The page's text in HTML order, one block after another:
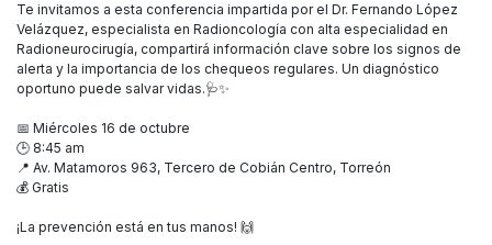
Te invitamos a esta conferencia impartida por el Dr. Fernando López
Velázquez, especialista en Radioncología con alta especialidad en
Radioneurocirugía, compartirá información clave sobre los signos de
alerta y la importancia de los chequeos regulares. Un diagnóstico
oportuno puede salvar vidas.🩺✨
📅 Miércoles 16 de octubre
🕒 8:45 am
📍 Av. Matamoros 963, Tercero de Cobián Centro, Torreón
💰 Gratis
¡La prevención está en tus manos! 🙌